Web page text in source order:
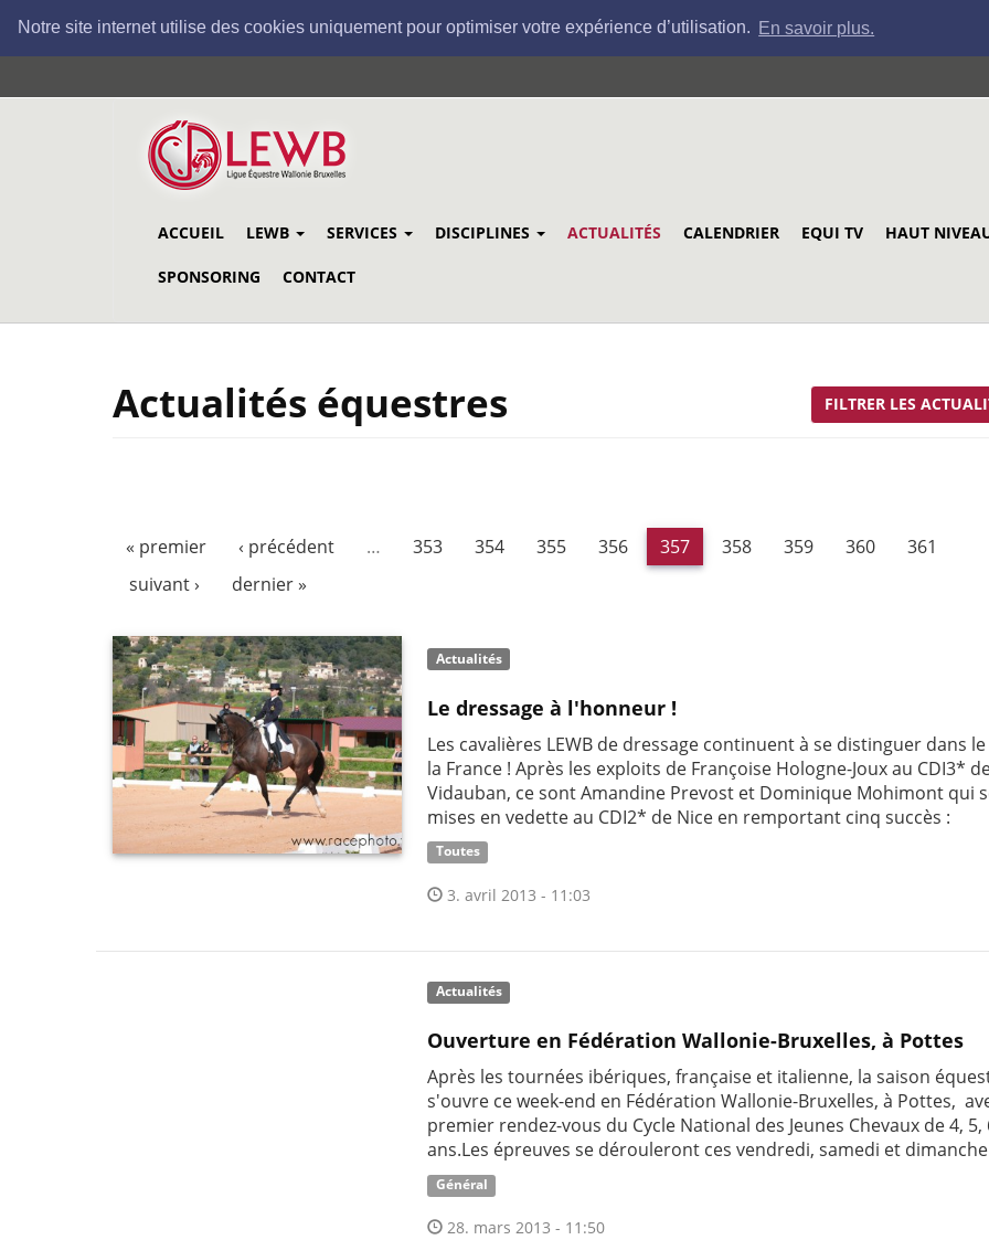
Notre site internet utilise des cookies uniquement pour optimiser votre expérience d’utilisation. En savoir plus.
au
ACCUEIL LEWB SERVICES DISCIPLINES ACTUALITÉS CALENDRIER EQUI TV HAUT
SPONSORING CONTACT
Actualités équestres FILTRER LES
« premier ‹ précédent … 353 354 355 356 357 358 359 360
361
suivant ›
dernier »
Actualités
Le dressage à l'honneur !
Les cavalières LEWB de dressage continuent à se distinguer dans
la France ! Après les exploits de Françoise Hologne-Joux au CDI3*
Vidauban, ce sont Amandine Prevost et Dominique Mohimont qui
mises en vedette au CDI2* de Nice en remportant cinq succès :
Toutes
3. avril 2013 - 11:03
Actualités
Ouverture en Fédération Wallonie-Bruxelles, à Pottes
Après les tournées ibériques, française et italienne, la saison
s'ouvre ce week-end en Fédération Wallonie-Bruxelles, à Pottes,
premier rendez-vous du Cycle National des Jeunes Chevaux de 4, 5,
ans.Les épreuves se dérouleront ces vendredi, samedi et dimanche
Général
28. mars 2013 - 11:50